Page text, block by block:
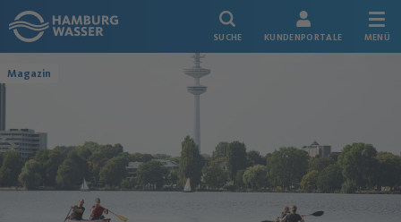
Link zur Startseite
SUCHE KUNDENPORTALE MENÜ
Magazin